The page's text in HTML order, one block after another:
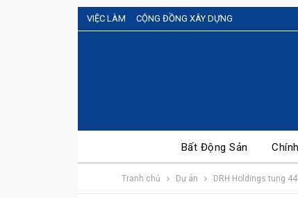
VIỆC LÀM CỘNG ĐỒNG XÂY DỰNG
Bất Động Sản
Tranh chủ Dự án DRH Holdings tung